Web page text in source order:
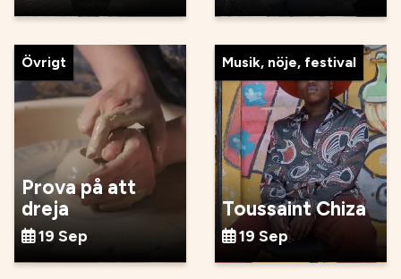
Övrigt
Prova på att
dreja
19 Sep
Musik, nöje, festival
Toussaint Chiza
19 Sep